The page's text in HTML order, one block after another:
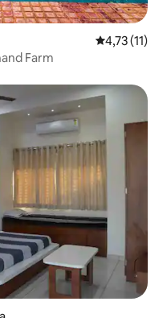
Vidējais
4,73 (11)
Farm